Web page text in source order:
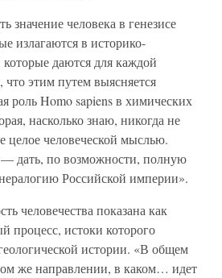
значение человека в генезисе
излагаются в историко-
которые даются для каждой
этим путем выясняется
роль Homo sapiens в химических
насколько знаю, никогда не
целое человеческой мыслью.
— дать, по возможности, полную
Российской империи».
человечества показана как
процесс, истоки которого
истории. «В общем
же направлении, в каком… идет